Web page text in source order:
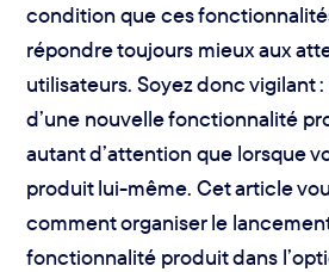
condition que ces
répondre toujours mieux aux
utilisateurs. Soyez donc vigilant
d’une nouvelle fonctionnalité
autant d’attention que lorsque
produit lui-même. Cet article
comment organiser le
fonctionnalité produit dans